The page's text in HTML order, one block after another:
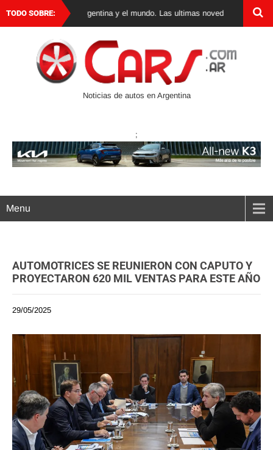
TODO SOBRE:
autos 0 km en Argentina y el mundo. Las ultimas novedades,
Noticias de autos en Argentina
;
Menu
AUTOMOTRICES SE REUNIERON CON CAPUTO Y
PROYECTARON 620 MIL VENTAS PARA ESTE AÑO
29/05/2025